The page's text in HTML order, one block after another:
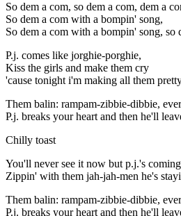
So dem a com, so dem a com, dem a
So dem a com with a bompin' song,
So dem a com with a bompin' song, so
P.j. comes like jorghie-porghie,
Kiss the girls and make them cry
'cause tonight i'm making all them
Them balin: rampam-zibbie-dibbie,
P.j. breaks your heart and then he'll
Chilly toast
You'll never see it now but p.j.'s
Zippin' with them jah-jah-men he's
Them balin: rampam-zibbie-dibbie,
P.j. breaks your heart and then he'll